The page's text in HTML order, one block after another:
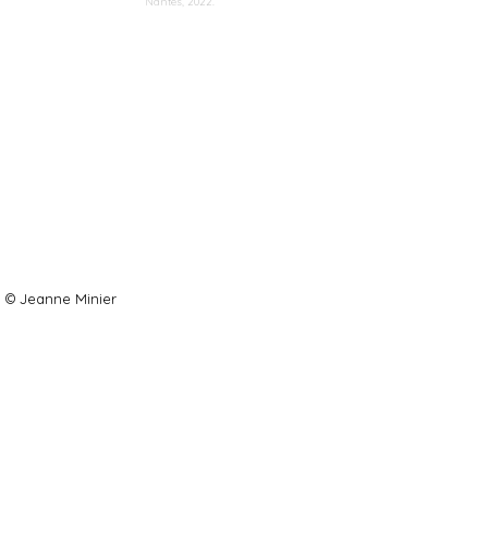
© Jeanne Minier